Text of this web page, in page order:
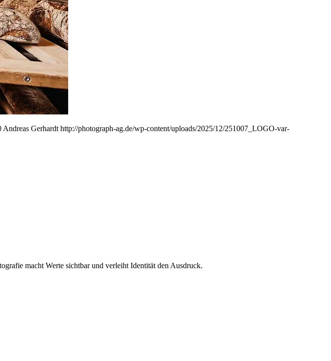
Andreas Gerhardt http://photograph-ag.de/wp-content/uploads/2025/12/251007_LOGO-var-
macht Werte sichtbar und verleiht Identität den Ausdruck.